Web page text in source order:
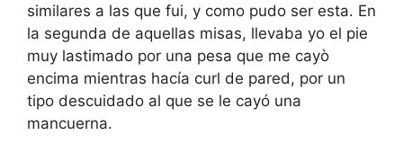
similares a las que fui, y como pudo ser esta. En
la segunda de aquellas misas, llevaba yo el pie
muy lastimado por una pesa que me cayò
encima mientras hacía curl de pared, por un
tipo descuidado al que se le cayó una
mancuerna.